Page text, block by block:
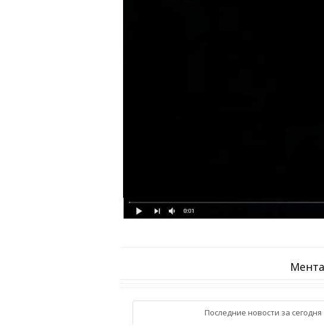
Последние новости за сегодня